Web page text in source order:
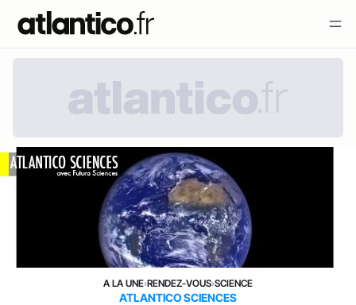
A LA UNE›RENDEZ-VOUS›SCIENCE
ATLANTICO SCIENCES